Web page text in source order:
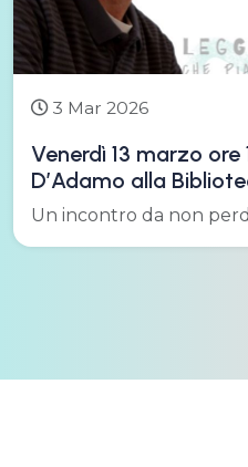
3 Mar 2026
Venerdì 13 marzo ore
D’Adamo alla
Un incontro da non